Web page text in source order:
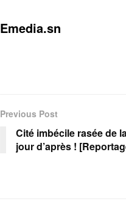
Emedia.sn
Previous Post
Cité imbécile rasée de
jour d’après !